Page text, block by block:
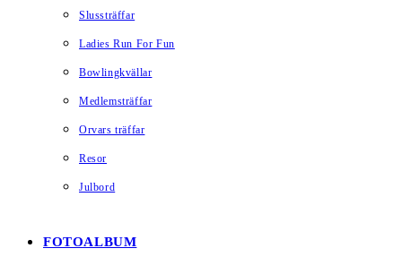
Slussträffar
Ladies Run For Fun
Bowlingkvällar
Medlemsträffar
Orvars träffar
Resor
Julbord
FOTOALBUM